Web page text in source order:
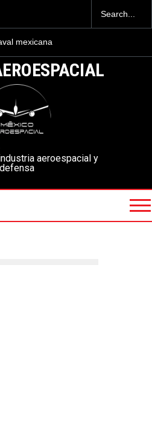
mexicana
mexicanos cuesta 2.9
millones de dólares
aeroespacial y
defensa